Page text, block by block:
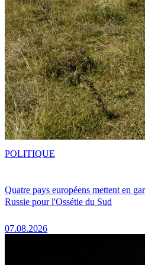
Quatre pays européens mettent en
Russie pour l'Ossétie du Sud
07.08.2026
POLITIQUE